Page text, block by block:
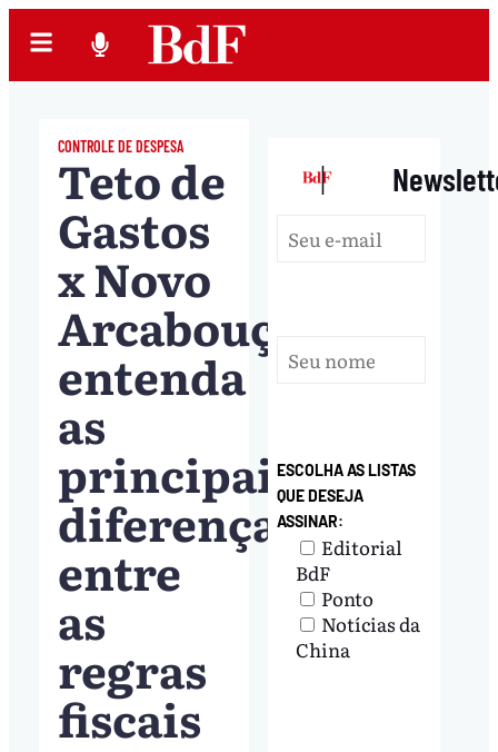
CONTROLE DE DESPESA
Teto de
Gastos
x Novo
Arcabouço:
entenda
as
principais
diferenças
entre
as
regras
fiscais
|
ESCOLHA AS LISTAS
QUE DESEJA
ASSINAR:
Editorial
BdF
Ponto
Notícias da
China